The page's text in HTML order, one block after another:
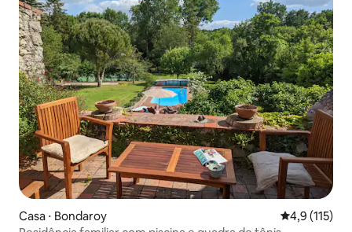
Casa ⋅ Bondaroy 4,9 de uma
4,9 (115)